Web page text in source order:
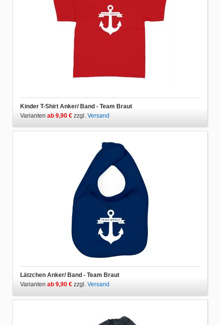
Kinder T-Shirt Anker/ Band - Team Braut
Varianten ab 9,90 € zzgl. Versand
Lätzchen Anker/ Band - Team Braut
Varianten ab 9,90 € zzgl. Versand